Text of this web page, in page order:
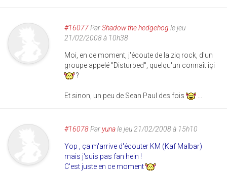
#16077ParShadow the hedgehog le jeu
21/02/2008 à 10h38
Moi, en ce moment, j'écoute de la ziq rock, d'un
groupe appelé "Disturbed", quelqu'un connaît içi
?
Et sinon, un peu de Sean Paul des fois
#16078Paryunale jeu 21/02/2008 à 15h10
Yop , ça m'arrive d'écouter KM (Kaf Malbar)
mais j'suis pas fan hein !
C'est juste en ce moment